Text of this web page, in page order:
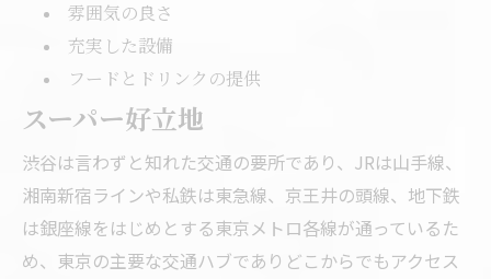
雰囲気の良さ
充実した設備
フードとドリンクの提供
スーパー好立地
渋谷は言わずと知れた交通の要所であり、JRは山手線、
湘南新宿ラインや私鉄は東急線、京王井の頭線、地下鉄
は銀座線をはじめとする東京メトロ各線が通っているた
め、東京の主要な交通ハブでありどこからでもアクセス